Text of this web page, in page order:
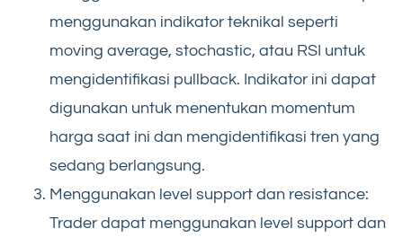
menggunakan indikator teknikal seperti
moving average, stochastic, atau RSI untuk
mengidentifikasi pullback. Indikator ini dapat
digunakan untuk menentukan momentum
harga saat ini dan mengidentifikasi tren yang
sedang berlangsung.
Menggunakan level support dan resistance:
Trader dapat menggunakan level support dan